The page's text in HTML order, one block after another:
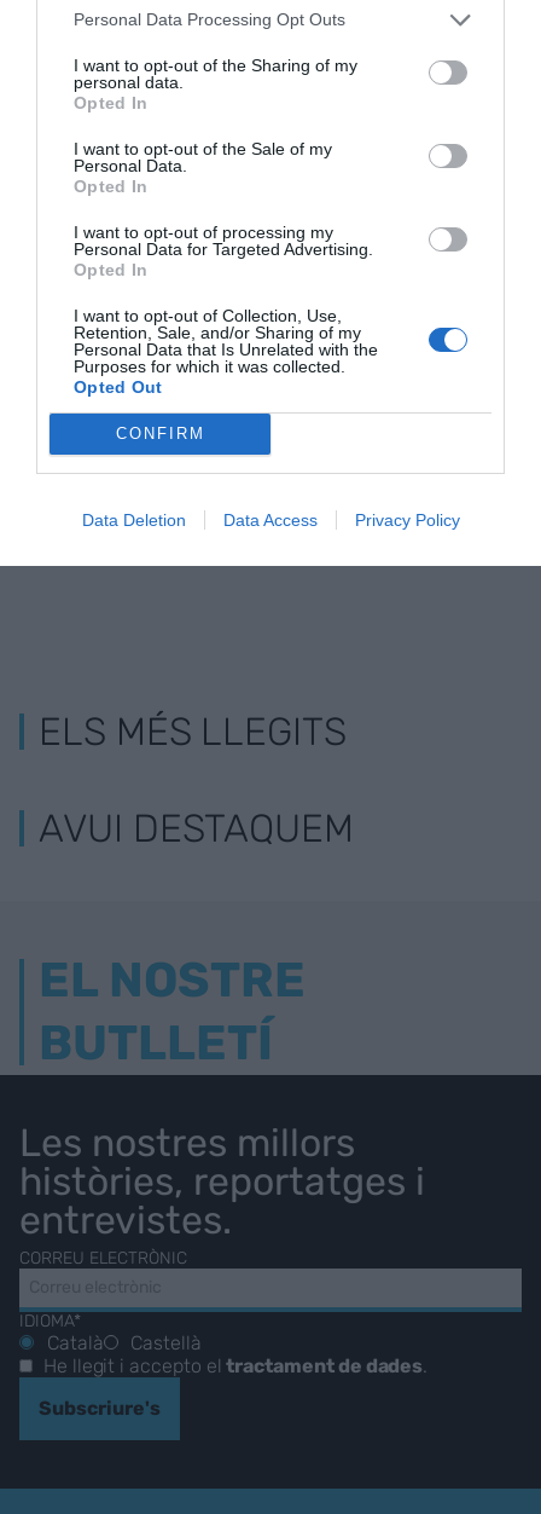
Personal Data Processing Opt Outs
I want to opt-out of the Sharing of my
personal data.
Opted In
I want to opt-out of the Sale of my
Personal Data.
Opted In
I want to opt-out of processing my
Personal Data for Targeted Advertising.
Opted In
I want to opt-out of Collection, Use,
Retention, Sale, and/or Sharing of my
Personal Data that Is Unrelated with the
Purposes for which it was collected.
Opted Out
CONFIRM
Data Deletion Data Access Privacy Policy
RELACIONADES
Trina Milan - Sobre
el nou patrocinador
del Barça
"Al Barça no tenim
pagui la factura a
ELS MÉS LLEGITS
AVUI DESTAQUEM
EL NOSTRE
BUTLLETÍ
Les nostres millors
històries, reportatges i
entrevistes.
CORREU ELECTRÒNIC
IDIOMA*
Català
Castellà
He llegit i accepto eltractament de dades.
Subscriure's